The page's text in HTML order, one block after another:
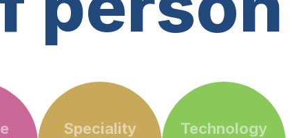
Speciality Technology